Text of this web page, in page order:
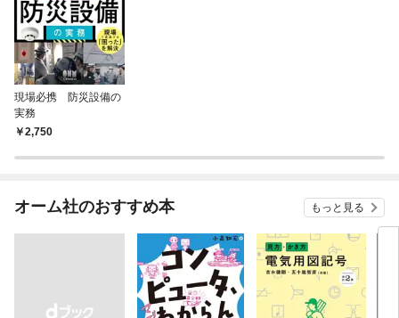
現場必携 防災設備の
実務
2,750
オーム社のおすすめ本 もっと見る